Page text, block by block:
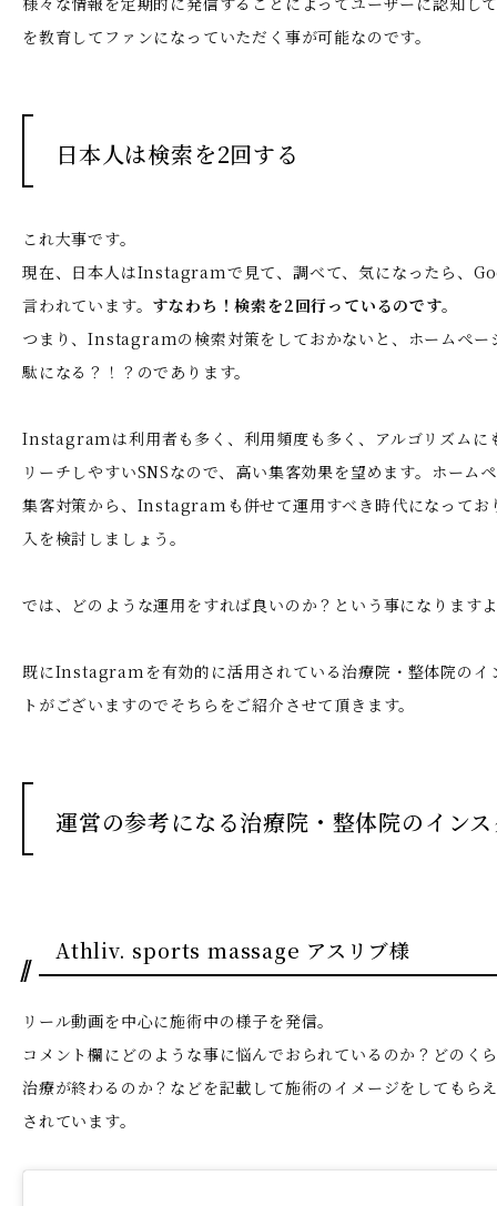
を教育してファンになっていただく事が可能なのです。
日本人は検索を2回する
これ大事です。
現在、日本人はInstagramで見て、調べて、気になったら、
言われています。 すなわち！検索を2回行っているのです。
つまり、Instagramの検索対策をしておかないと、ホームぺー
駄になる？！？のであります。
Instagramは利用者も多く、利用頻度も多く、アルゴリズムに
リーチしやすいSNSなので、高い集客効果を望めます。ホーム
集客対策から、Instagramも併せて運用すべき時代になってお
入を検討しましょう。
では、どのような運用をすれば良いのか？という事になります
既にInstagramを有効的に活用されている治療院・整体院のイ
トがございますのでそちらをご紹介させて頂きます。
運営の参考になる治療院・整体院のイン
Athliv. sports massage アスリブ様
リール動画を中心に施術中の様子を発信。
コメント欄にどのような事に悩んでおられているのか？どのく
治療が終わるのか？などを記載して施術のイメージをしてもら
されています。